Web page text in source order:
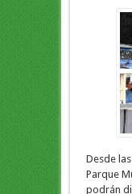
Desde
Parque
podrán